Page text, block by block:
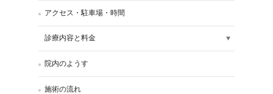
アクセス・駐車場・時間
診療内容と料金
院内のようす
施術の流れ